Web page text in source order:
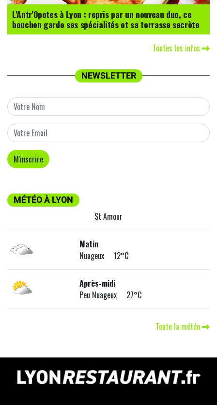
L'Antr'Opotes à Lyon : repris par un nouveau duo, ce
bouchon garde ses spécialités et sa terrasse secrète
Toutes les infos
NEWSLETTER
MÉTÉO À LYON
St Amour
Matin
Nuageux 12°C
Après-midi
Peu Nuageux 27°C
Toute la météo